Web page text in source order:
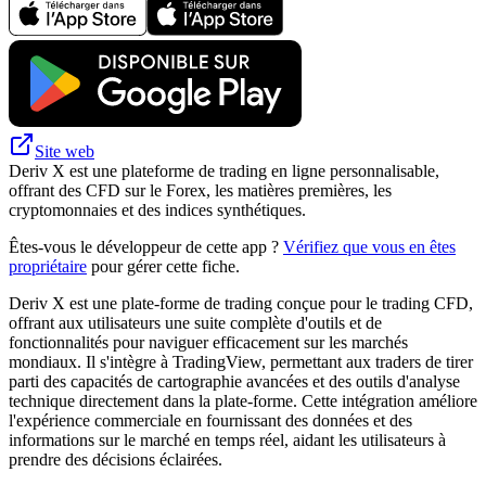
Site web
Deriv X est une plateforme de trading en ligne personnalisable,
offrant des CFD sur le Forex, les matières premières, les
cryptomonnaies et des indices synthétiques.
Êtes-vous le développeur de cette app ? Vérifiez que vous en êtes
propriétaire pour gérer cette fiche.
Deriv X est une plate-forme de trading conçue pour le trading CFD,
offrant aux utilisateurs une suite complète d'outils et de
fonctionnalités pour naviguer efficacement sur les marchés
mondiaux. Il s'intègre à TradingView, permettant aux traders de tirer
parti des capacités de cartographie avancées et des outils d'analyse
technique directement dans la plate-forme. Cette intégration améliore
l'expérience commerciale en fournissant des données et des
informations sur le marché en temps réel, aidant les utilisateurs à
prendre des décisions éclairées.